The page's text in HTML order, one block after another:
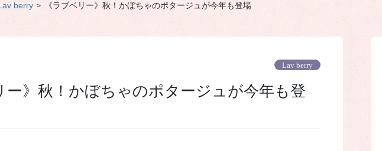
Lav berry 《ラブベリー》秋！かぼちゃのポタージュが今年も登場
Lav berry